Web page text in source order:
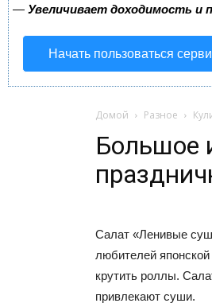
— Увеличивает доходимость и
Начать пользоваться
Домой Разное
Большое
Салат «Ленивые
любителей
крутить роллы.
привлекают суши.